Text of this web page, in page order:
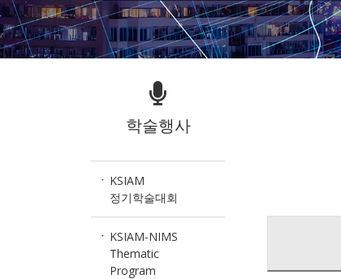
학술행사
KSIAM
정기학술대회
KSIAM-NIMS
Thematic
Program